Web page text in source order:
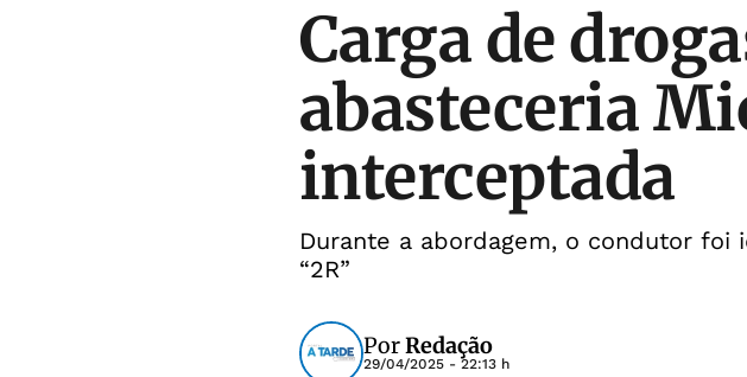
Carga de
abasteceria
interceptada
Durante a abordagem, o condutor foi
“2R”
PorRedação
29/04/2025 - 22:13 h